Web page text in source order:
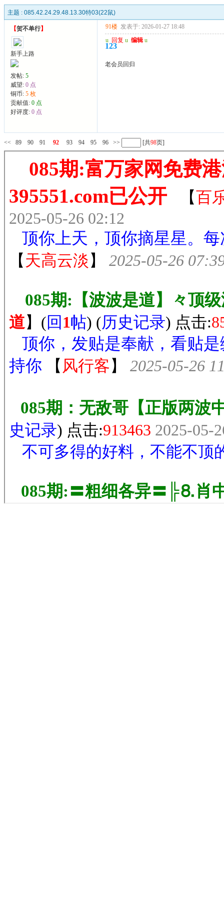
主题 : 085.42.24.29.48.13.30特03(22鼠)
【贺不单行】
新手上路
发帖: 5
威望: 0 点
铜币: 5 枚
贡献值: 0 点
好评度: 0 点
91楼 发表于: 2026-01-27 18:48
u 回复 u 编辑 u
123
老会员回归
<< 89 90 91 92 93 94 95 96 >> [共98页]